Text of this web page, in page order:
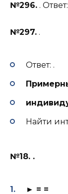
№296. .
№297. .
Ответ: .
Найти
№18. .
► = =